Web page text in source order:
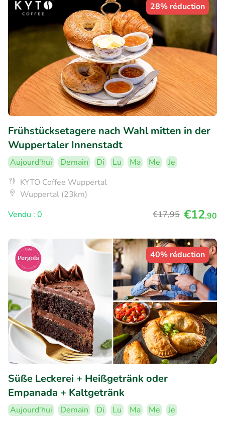
28% réduction
Frühstücksetagere nach Wahl mitten in der
Wuppertaler Innenstadt
Aujourd'hui Demain Di Lu Ma Me
Je
KYTO Coffee Wuppertal
Wuppertal (23km)
Vendu : 0
€17,95 €12,90
40% réduction
Süße Leckerei + Heißgetränk oder
Empanada + Kaltgetränk
Aujourd'hui Demain Di Lu Ma Me
Je